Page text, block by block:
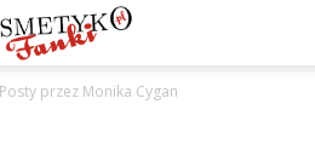
Posty przez Monika Cygan